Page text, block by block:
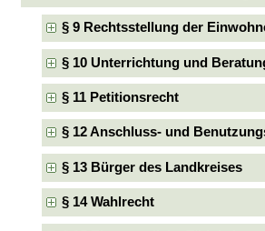
§ 9 Rechtsstellung der
§ 10 Unterrichtung und
§ 11 Petitionsrecht
§ 12 Anschluss- und
§ 13 Bürger des Landkreises
§ 14 Wahlrecht